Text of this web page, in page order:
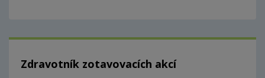
Zdravotník zotavovacích akcí